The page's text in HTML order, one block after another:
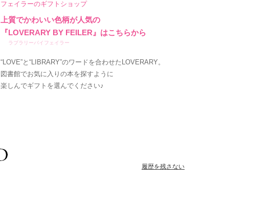
フェイラーのギフトショップ
上質でかわいい色柄が人気の
『LOVERARY BY FEILER』はこちらから
ラブラリーバイフェイラー
“LOVE”と“LIBRARY”のワードを合わせたLOVERARY。
図書館でお気に入りの本を探すように
楽しんでギフトを選んでください♪
履歴を残さない